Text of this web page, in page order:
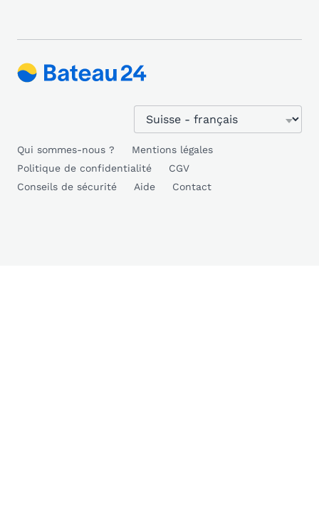
Qui sommes-nous ?
Mentions légales
Politique de confidentialité
CGV
Conseils de sécurité
Aide Contact